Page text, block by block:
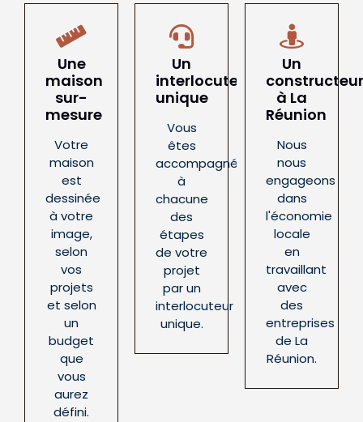
Une
maison
sur-
mesure
Votre
maison
est
dessinée
à votre
image,
selon
vos
projets
et selon
un
budget
que
vous
aurez
défini.
Un
interlocuteur
unique
Vous
êtes
accompagnés
à
chacune
des
étapes
de votre
projet
par un
interlocuteur
unique.
Un
constructeur
à La
Réunion
Nous
nous
engageons
dans
l'économie
locale
en
travaillant
avec
des
entreprises
de La
Réunion.